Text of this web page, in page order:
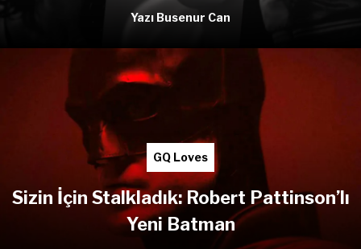
Yazı Busenur Can
GQ Loves
Sizin İçin Stalkladık: Robert Pattinson’lı
Yeni Batman